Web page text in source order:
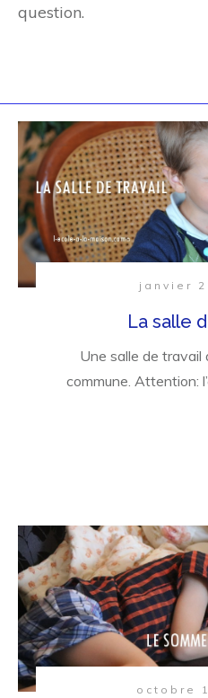
question.
janvier
La salle
Une salle de travail
commune. Attention:
octobre